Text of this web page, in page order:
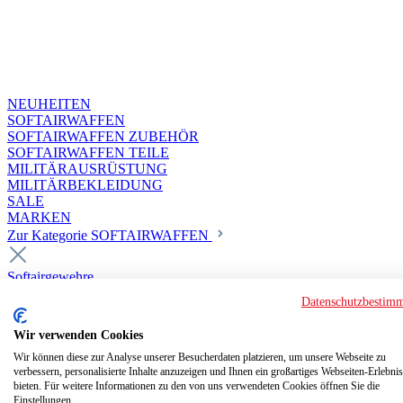
NEUHEITEN
SOFTAIRWAFFEN
SOFTAIRWAFFEN ZUBEHÖR
SOFTAIRWAFFEN TEILE
MILITÄRAUSRÜSTUNG
MILITÄRBEKLEIDUNG
SALE
MARKEN
Zur Kategorie SOFTAIRWAFFEN
Softairgewehre
Deluxe Custom Guns ab 18
Softair elektrisch ab 18
Softair elektrisch ab 14
Softair gasbetrieben ab 18
Softair HPA Luftdruck ab 18
Historische Softairwaffen
Wir verwenden Cookies
Wir können diese zur Analyse unserer Besucherdaten platzieren, um unsere Webseite zu
verbessern, personalisierte Inhalte anzuzeigen und Ihnen ein großartiges Webseiten-
bieten. Für weitere Informationen zu den von uns verwendeten Cookies öffnen Sie die
Einstellungen.